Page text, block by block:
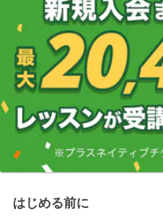
はじめる前に